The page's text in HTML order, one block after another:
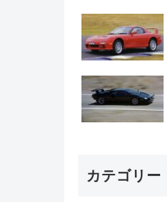
カテゴリー